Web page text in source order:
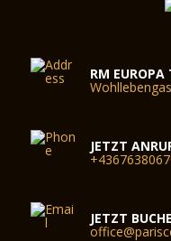
RM EUROPA
JETZT
JETZT